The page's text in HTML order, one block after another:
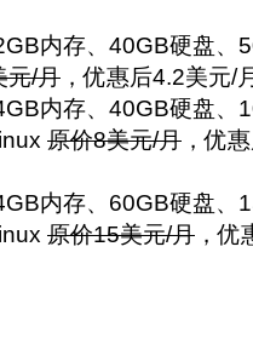
内存、40GB硬盘、
元/月 ，优惠后4.2美元/
内存、40GB硬盘、
原价8美元/月 ，优
内存、60GB硬盘、
原价15美元/月 ，